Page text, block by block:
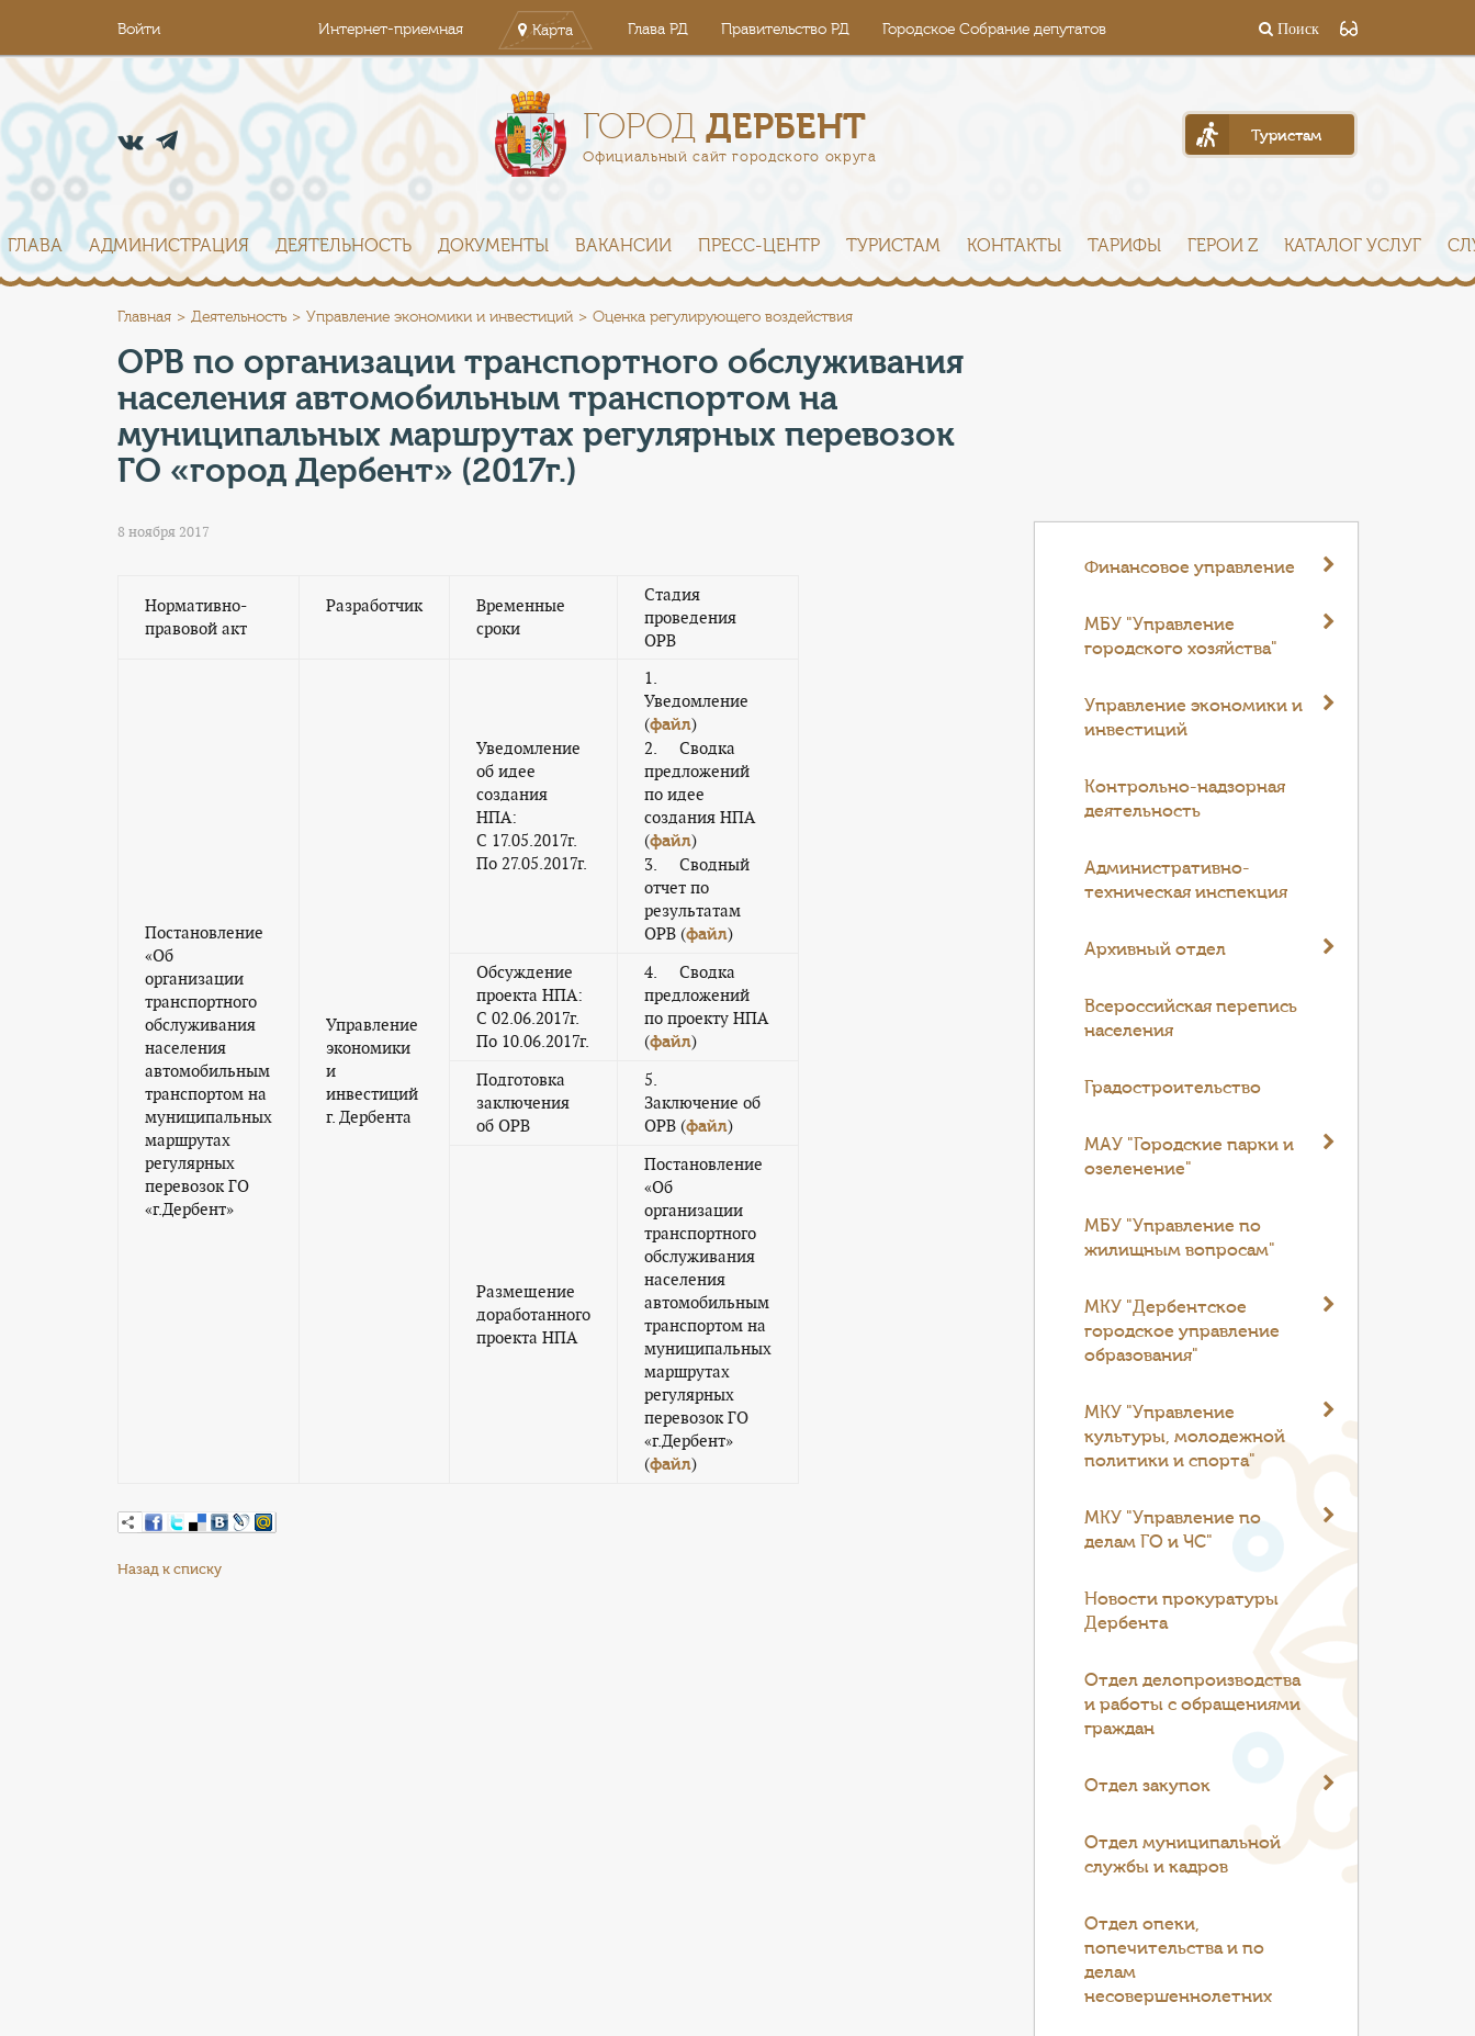
Войти Интернет-приемная Карта Глава РД Правительство РД Городское Собрание депутатов Поиск
ГОРОДДЕРБЕНТ
Официальный сайт городского округа
Туристам
ГЛАВА АДМИНИСТРАЦИЯ ДЕЯТЕЛЬНОСТЬ ДОКУМЕНТЫ ВАКАНСИИ ПРЕСС-ЦЕНТР ТУРИСТАМ КОНТАКТЫ ТАРИФЫ ГЕРОИ Z КАТАЛОГ УСЛУГ
Главная Деятельность Управление экономики и инвестиций Оценка регулирующего воздействия
ОРВ по организации транспортного обслуживания
населения автомобильным транспортом на
муниципальных маршрутах регулярных перевозок
ГО «город Дербент» (2017г.)
8 ноября 2017
Нормативно-
правовой акт
Разработчик
Временные
сроки
Стадия
проведения
ОРВ
Постановление
«Об
организации
транспортного
обслуживания
населения
автомобильным
транспортом на
муниципальных
маршрутах
регулярных
перевозок ГО
«г.Дербент»
Управление
экономики
и
инвестиций
г. Дербента
Уведомление
об идее
создания
НПА:
С 17.05.2017г.
По 27.05.2017г.
1.
Уведомление
(файл)
2. Сводка
предложений
по идее
создания НПА
(файл)
3. Сводный
отчет по
результатам
ОРВ (файл)
Обсуждение
проекта НПА:
С 02.06.2017г.
По 10.06.2017г.
4. Сводка
предложений
по проекту НПА
(файл)
Подготовка
заключения
об ОРВ
5.
Заключение об
ОРВ (файл)
Размещение
доработанного
проекта НПА
Постановление
«Об
организации
транспортного
обслуживания
населения
автомобильным
транспортом на
муниципальных
маршрутах
регулярных
перевозок ГО
«г.Дербент»
(файл)
Назад к списку
Финансовое управление
МБУ "Управление
городского хозяйства"
Управление экономики и
инвестиций
Контрольно-надзорная
деятельность
Административно-
техническая инспекция
Архивный отдел
Всероссийская перепись
населения
Градостроительство
МАУ "Городские парки и
озеленение"
МБУ "Управление по
жилищным вопросам"
МКУ "Дербентское
городское управление
образования"
МКУ "Управление
культуры, молодежной
политики и спорта"
МКУ "Управление по
делам ГО и ЧС"
Новости прокуратуры
Дербента
Отдел делопроизводства
и работы с обращениями
граждан
Отдел закупок
Отдел муниципальной
службы и кадров
Отдел опеки,
попечительства и по
делам
несовершеннолетних